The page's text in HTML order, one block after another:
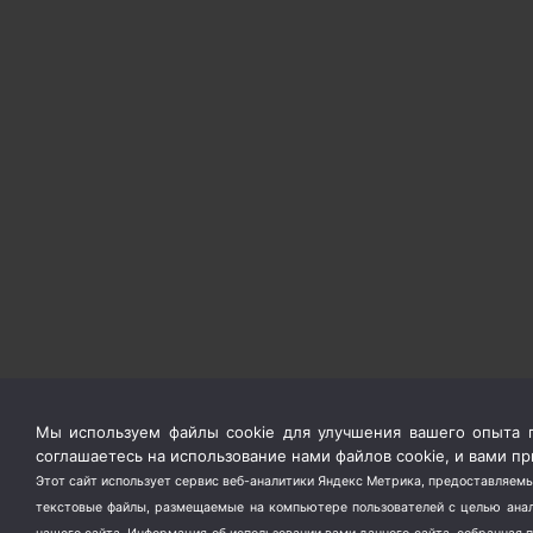
Мы используем файлы cookie для улучшения вашего опыта
соглашаетесь на использование нами файлов cookie, и вами
Этот сайт использует сервис веб-аналитики Яндекс Метрика,
текстовые файлы, размещаемые на компьютере пользователей с целью